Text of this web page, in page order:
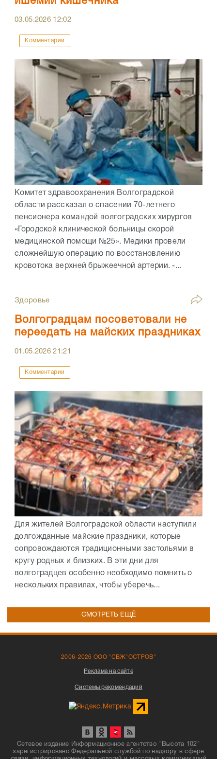
03.05.2026 12:02
Комментарии
Комитет здравоохранения Волгоградской
области рассказал о спасении 70-летнего
пенсионера командой волгоградских хирургов
«Городской клинической больницы скорой
медицинской помощи №25». Медики провели
сложнейшую операцию по восстановлению
кровотока верхней брыжеечной артерии. -...
Здоровье
Волгоградцам посоветовали не
переедать на майских праздниках
01.05.202621:21
Комментарии
Для жителей Волгоградской области наступили
долгожданные майские праздники, которые
сопровождаются традиционными застольями в
кругу родных и близких. В эти дни для
волгоградцев особенно необходимо помнить о
нескольких правилах, чтобы уберечь...
СМОТРЕТЬ ЕЩЁ
2006-2026 ООО "СВЖ"ОСТРОВ"
Реклама на сайте
Системы рекомендаций
Сетевое издание Информационное агентство "Высота 102"
зарегистрировано Федеральной службой по надзору в сфере